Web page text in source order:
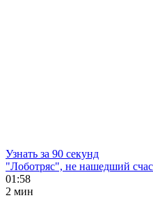
Узнать за 90 секунд
"Лоботряс", не нашедший
01:58
2 мин